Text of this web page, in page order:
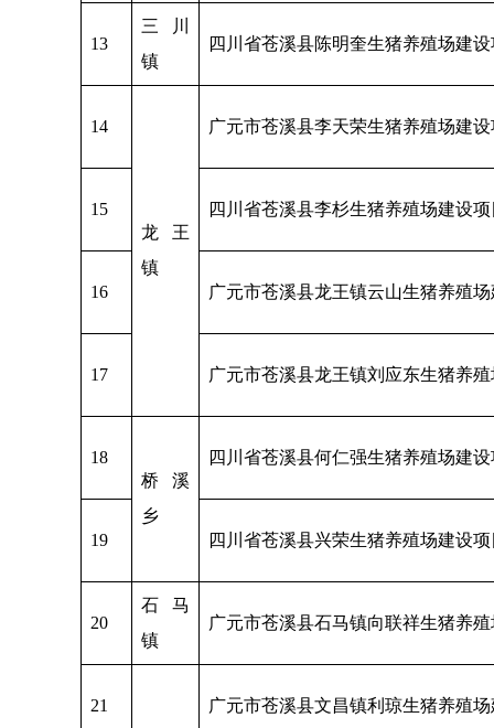
13
三川
镇
四川省苍溪县陈明奎生猪养殖场建
14
龙王
镇
广元市苍溪县李天荣生猪养殖场建
15 四川省苍溪县李杉生猪养殖场建设项
16 广元市苍溪县龙王镇云山生猪养殖
17 广元市苍溪县龙王镇刘应东生猪养
18
桥溪
乡
四川省苍溪县何仁强生猪养殖场建
19 四川省苍溪县兴荣生猪养殖场建设项
20
石马
镇
广元市苍溪县石马镇向联祥生猪养
21 广元市苍溪县文昌镇利琼生猪养殖